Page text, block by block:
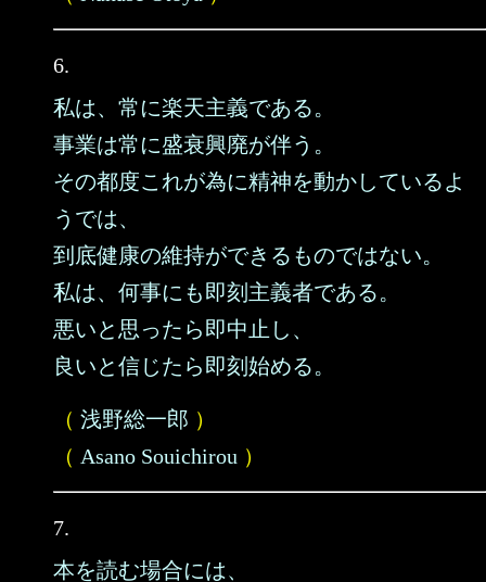
6.
私は、常に楽天主義である。
事業は常に盛衰興廃が伴う。
その都度これが為に精神を動かしているよ
うでは、
到底健康の維持ができるものではない。
私は、何事にも即刻主義者である。
悪いと思ったら即中止し、
良いと信じたら即刻始める。
（ 浅野総一郎 ）
（ Asano Souichirou ）
7.
本を読む場合には、